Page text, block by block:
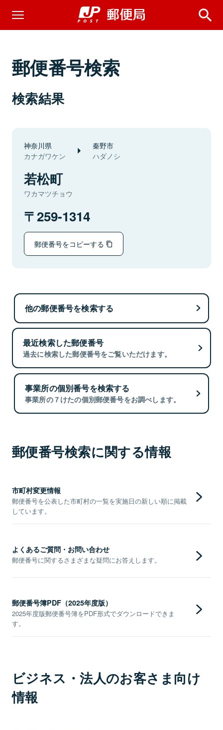
郵便番号検索
検索結果
神奈川県
カナガワケン
秦野市
ハダノシ
若松町
ワカマツチョウ
259-1314
郵便番号をコピーする
他の郵便番号を検索する
最近検索した郵便番号
過去に検索した郵便番号をご覧いただけます。
事業所の個別番号を検索する
事業所の７けたの個別郵便番号をお調べします。
郵便番号検索に関する情報
市町村変更情報
郵便番号を公表した市町村の一覧を実施日の新しい順に掲載
しています。
よくあるご質問・お問い合わせ
郵便番号に関するさまざまな疑問にお答えします。
郵便番号簿PDF（2025年度版）
2025年度版郵便番号簿をPDF形式でダウンロードできま
す。
ビジネス・法人のお客さま向け
情報